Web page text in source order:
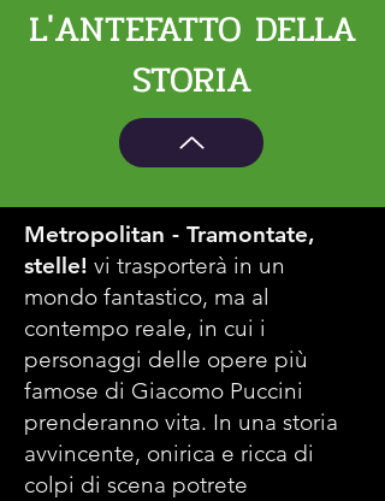
L'ANTEFATTO DELLA
STORIA
Metropolitan - Tramontate,
stelle! vi trasporterà in un
mondo fantastico, ma al
contempo reale, in cui i
personaggi delle opere più
famose di Giacomo Puccini
prenderanno vita. In una storia
avvincente, onirica e ricca di
colpi di scena potrete